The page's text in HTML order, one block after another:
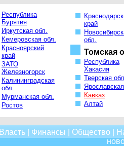
Республика
Бурятия
Иркутская обл.
Кемеровская обл.
Красноярский
край
ЗАТО
Железногорск
Калининградская
обл.
Мурманская обл.
Ростов
край
обл.
Томская
Республика
Хакасия
Тверская
Кавказ
Алтай
Власть| Финансы Общество